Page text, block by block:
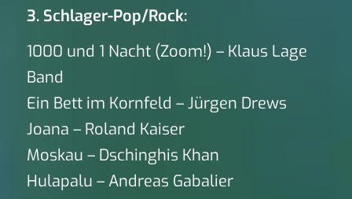
3. Schlager-Pop/Rock:
1000 und 1 Nacht (Zoom!) – Klaus Lage
Band
Ein Bett im Kornfeld – Jürgen Drews
Joana – Roland Kaiser
Moskau – Dschinghis Khan
Hulapalu – Andreas Gabalier